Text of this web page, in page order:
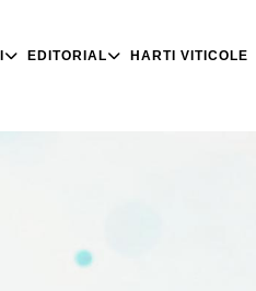
EDITORIAL HARTI VITICOLE